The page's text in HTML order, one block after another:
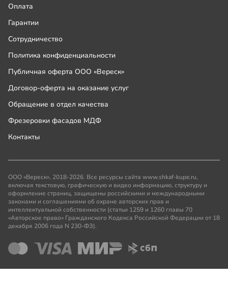
Оплата
Гарантии
Сотрудничество
Политика конфиденциальности
Публичная оферта ООО «Вереск»
Договор-оферта на оказание услуг
Обращение в отдел качества
Фрезеровки фасадов МДФ
Контакты
ООО «Вереск», 2018-2026. Все ресурсы сайта www.shkaf-kupe.ru,
включая текстовую, графическую и видео информацию, структуру и
оформление страниц, защищены российскими и международными
законами и соглашениями об охране авторских прав и
интеллектуальной собственности (статьи 1259 и 1260 главы 70
«Авторское право» Гражданского Кодекса Российской Федерации от 18
декабря 2006 года N 230-ФЗ).